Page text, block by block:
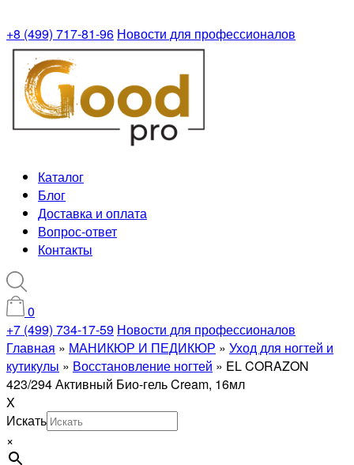
+8 (499) 717-81-96 Новости для профессионалов
Каталог
Блог
Доставка и оплата
Вопрос-ответ
Контакты
0
+7 (499) 734-17-59 Новости для профессионалов
Главная » МАНИКЮР И ПЕДИКЮР » Уход для ногтей и
кутикулы » Восстановление ногтей » EL CORAZON
423/294 Активный Био-гель Cream, 16мл
X
Искать
×